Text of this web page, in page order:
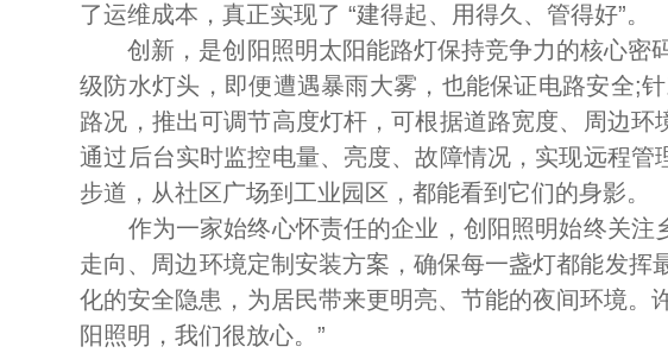
了运维成本，真正实现了 “建得起、用得久、管得好”。
创新，是创阳照明太阳能路灯保持竞争力的核心密
级防水灯头，即便遭遇暴雨大雾，也能保证电路安全;
路况，推出可调节高度灯杆，可根据道路宽度、周边
通过后台实时监控电量、亮度、故障情况，实现远程
步道，从社区广场到工业园区，都能看到它们的身影。
作为一家始终心怀责任的企业，创阳照明始终关注
走向、周边环境定制安装方案，确保每一盏灯都能发
化的安全隐患，为居民带来更明亮、节能的夜间环境。
阳照明，我们很放心。”